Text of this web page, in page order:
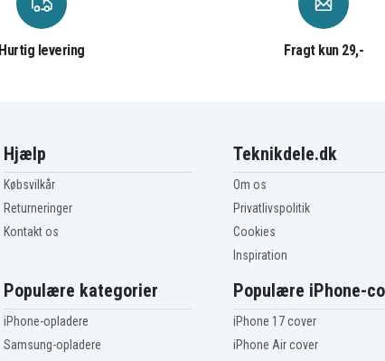
Hurtig levering Fragt kun 29,-
Hjælp
Købsvilkår
Returneringer
Kontakt os
Teknikdele.dk
Om os
Privatlivspolitik
Cookies
Inspiration
Populære kategorier
iPhone-opladere
Samsung-opladere
Populære iPhone-
iPhone 17 cover
iPhone Air cover